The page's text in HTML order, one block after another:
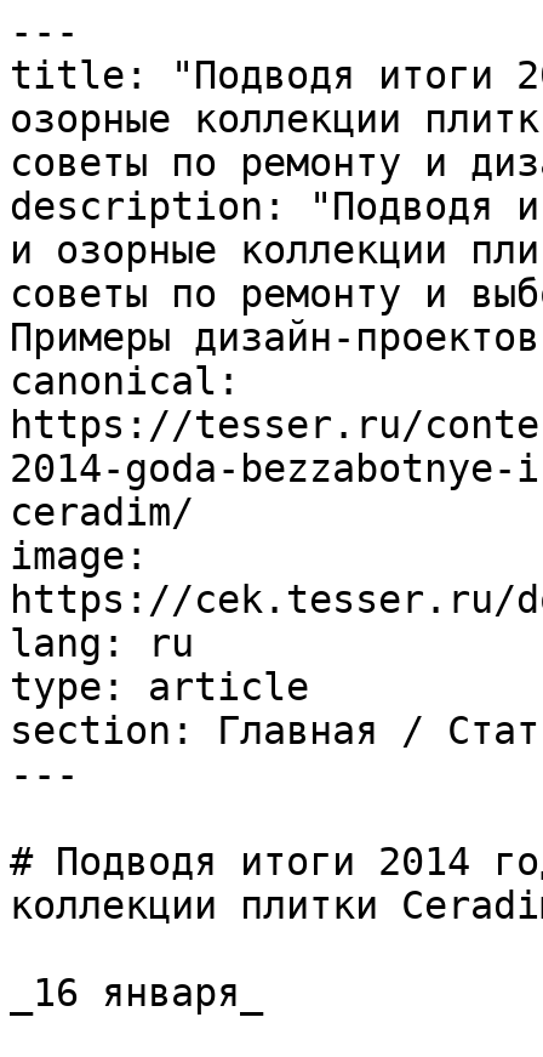
---
title: "Подводя итоги
озорные коллекции
советы по ремонту и
description: "Подводя
и озорные коллекции
советы по ремонту и
Примеры дизайн-
canonical:
https://tesser.ru/
2014-goda-
ceradim/
image:
https://cek.tesser.ru/
lang: ru
type: article
section: Главная /
---
# Подводя итоги 2014
коллекции плитки
_16 января_